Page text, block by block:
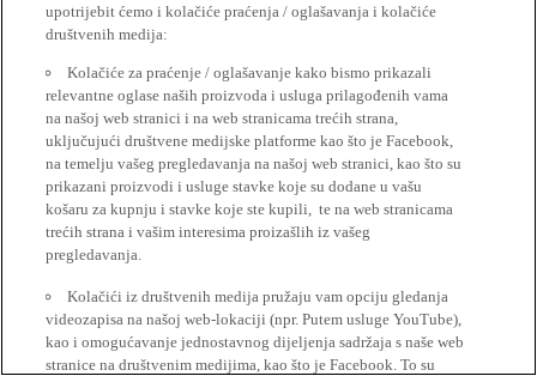
upotrijebit ćemo i kolačiće praćenja / oglašavanja i kolačiće
društvenih medija:
Kolačiće za praćenje / oglašavanje kako bismo prikazali
relevantne oglase naših proizvoda i usluga prilagođenih vama
na našoj web stranici i na web stranicama trećih strana,
uključujući društvene medijske platforme kao što je Facebook,
na temelju vašeg pregledavanja na našoj web stranici, kao što su
prikazani proizvodi i usluge stavke koje su dodane u vašu
košaru za kupnju i stavke koje ste kupili, te na web stranicama
trećih strana i vašim interesima proizašlih iz vašeg
pregledavanja.
Kolačići iz društvenih medija pružaju vam opciju gledanja
videozapisa na našoj web-lokaciji (npr. Putem usluge YouTube),
kao i omogućavanje jednostavnog dijeljenja sadržaja s naše web
stranice na društvenim medijima, kao što je Facebook. To su